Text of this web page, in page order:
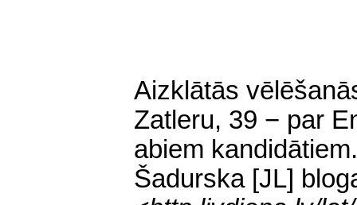
Aizklātās
Zatleru, 39 − par
abiem
Šadurska [JL]